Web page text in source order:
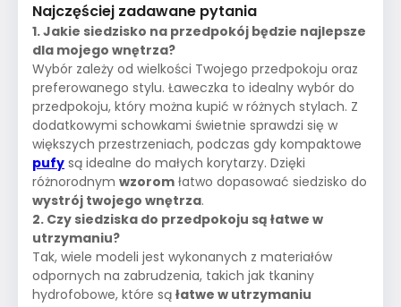
Najczęściej zadawane pytania
1. Jakie siedzisko na przedpokój będzie najlepsze
dla mojego wnętrza?
Wybór zależy od wielkości Twojego przedpokoju oraz
preferowanego stylu. Ławeczka to idealny wybór do
przedpokoju, który można kupić w różnych stylach. Z
dodatkowymi schowkami świetnie sprawdzi się w
większych przestrzeniach, podczas gdy kompaktowe
pufy są idealne do małych korytarzy. Dzięki
różnorodnym wzorom łatwo dopasować siedzisko do
wystrój twojego wnętrza.
2. Czy siedziska do przedpokoju są łatwe w
utrzymaniu?
Tak, wiele modeli jest wykonanych z materiałów
odpornych na zabrudzenia, takich jak tkaniny
hydrofobowe, które są łatwe w utrzymaniu